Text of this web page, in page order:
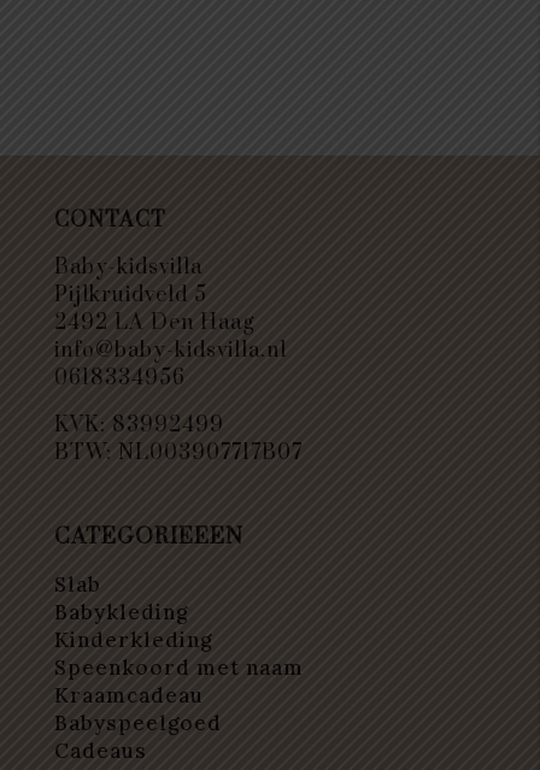
CONTACT
Baby-kidsvilla
Pijlkruidveld 5
2492 LA Den Haag
info@baby-kidsvilla.nl
0618334956
KVK: 83992499
BTW: NL003907717B07
CATEGORIEEEN
Slab
Babykleding
Kinderkleding
Speenkoord met naam
Kraamcadeau
Babyspeelgoed
Cadeaus